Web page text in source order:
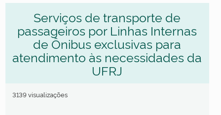
Serviços de transporte de
passageiros por Linhas Internas
de Ônibus exclusivas para
atendimento às necessidades da
UFRJ
3139 visualizações